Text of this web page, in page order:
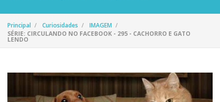
Principal Curiosidades
IMAGEM
SÉRIE: CIRCULANDO NO FACEBOOK - 295 - CACHORRO E GATO
LENDO